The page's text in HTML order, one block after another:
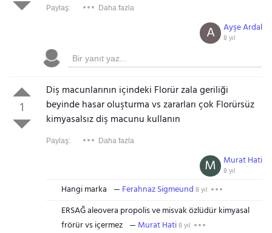
Paylaş: Daha fazla
Ayşe Ardal
8 yıl
A
1
Diş macunlarının içindeki Florür zala geriliği
beyinde hasar oluşturma vs zararları çok Florürsüz
kimyasalsız diş macunu kullanın
Paylaş: Daha fazla
Murat Hati
8 yıl
M
Hangi marka Ferahnaz Sigmeund 8 yıl
ERSAĞ aleovera propolis ve misvak özlüdür kimyasal
frörür vs içermez
Murat Hati8 yıl